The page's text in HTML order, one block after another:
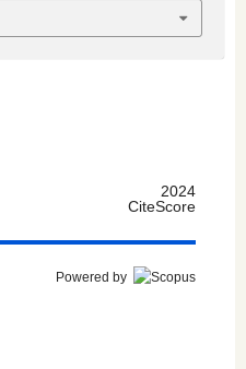
2024
CiteScore
Powered by